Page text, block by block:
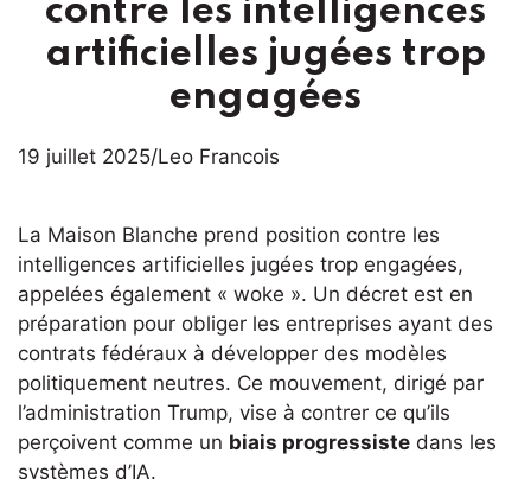
contre les intelligences
artificielles jugées trop
engagées
19 juillet 2025/Leo Francois
La Maison Blanche prend position contre les
intelligences artificielles jugées trop engagées,
appelées également « woke ». Un décret est en
préparation pour obliger les entreprises ayant des
contrats fédéraux à développer des modèles
politiquement neutres. Ce mouvement, dirigé par
l’administration Trump, vise à contrer ce qu’ils
perçoivent comme un biais progressiste dans les
systèmes d’IA.